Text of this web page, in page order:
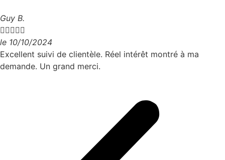
Guy B.

le 10/10/2024
Excellent suivi de clientèle. Réel intérêt montré à ma
demande. Un grand merci.